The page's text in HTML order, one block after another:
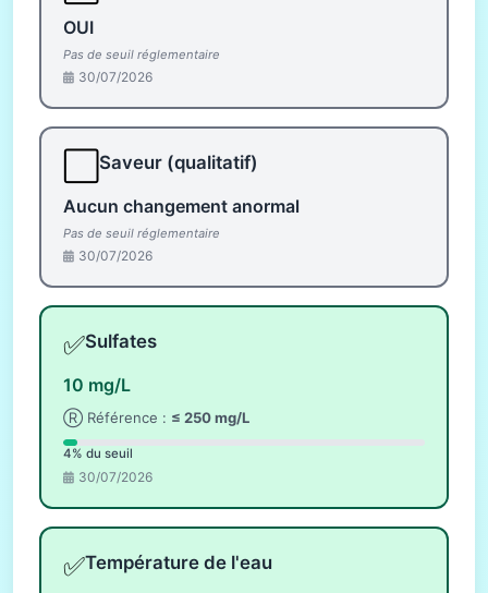
OUI
Pas de seuil réglementaire
30/07/2026
Saveur (qualitatif)
Aucun changement anormal
Pas de seuil réglementaire
30/07/2026
✅Sulfates
10 mg/L
Ⓡ Référence : ≤ 250 mg/L
4% du seuil
30/07/2026
✅Température de l'eau